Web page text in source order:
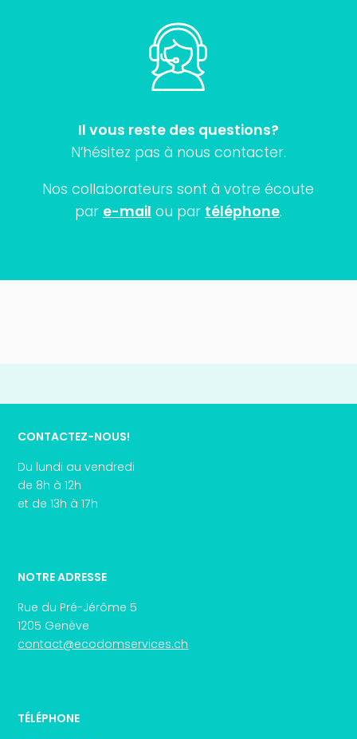
Il vous reste des questions?
N’hésitez pas à nous contacter.
Nos collaborateurs sont à votre écoute
par e-mail ou par téléphone.
CONTACTEZ-NOUS!
Du lundi au vendredi
de 8h à 12h
et de 13h à 17h
NOTRE ADRESSE
Rue du Pré-Jérôme 5
1205 Genève
contact@ecodomservices.ch
TÉLÉPHONE